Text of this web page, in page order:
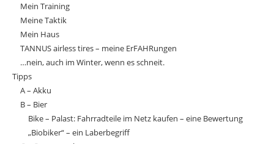
Mein Training
Meine Taktik
Mein Haus
TANNUS airless tires – meine ErFAHRungen
…nein, auch im Winter, wenn es schneit.
Tipps
A – Akku
B – Bier
Bike – Palast: Fahrradteile im Netz kaufen – eine Bewertung
„Biobiker“ – ein Laberbegriff